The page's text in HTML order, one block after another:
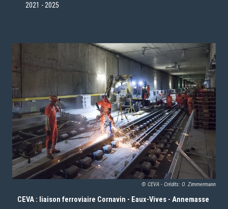
2021 - 2025
© CEVA - Crédits: O. Zimmermann
CEVA : liaison ferroviaire Cornavin - Eaux-Vives - Annemasse